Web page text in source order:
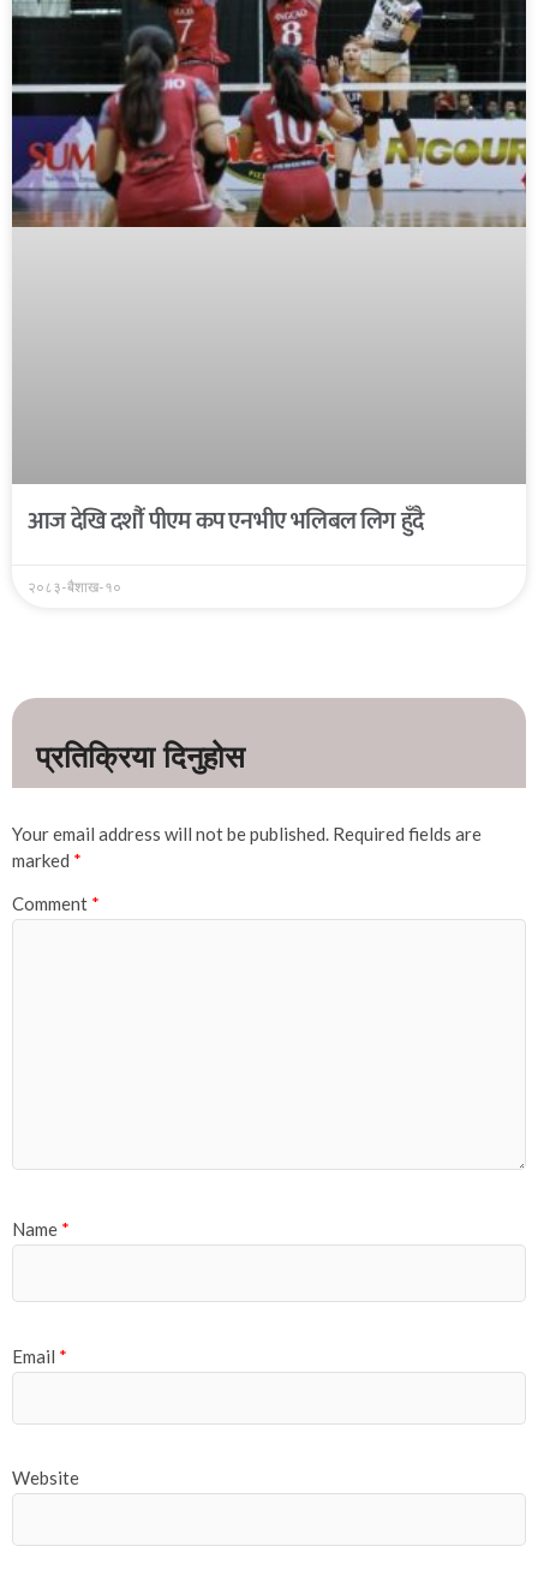
आज देखि दशौंं पीएम कप एनभीए भलिबल लिग हुँदै
२०८३-बैशाख-१०
Your email address will not be published. Required fields are
marked *
Comment *
Name *
Email *
Website